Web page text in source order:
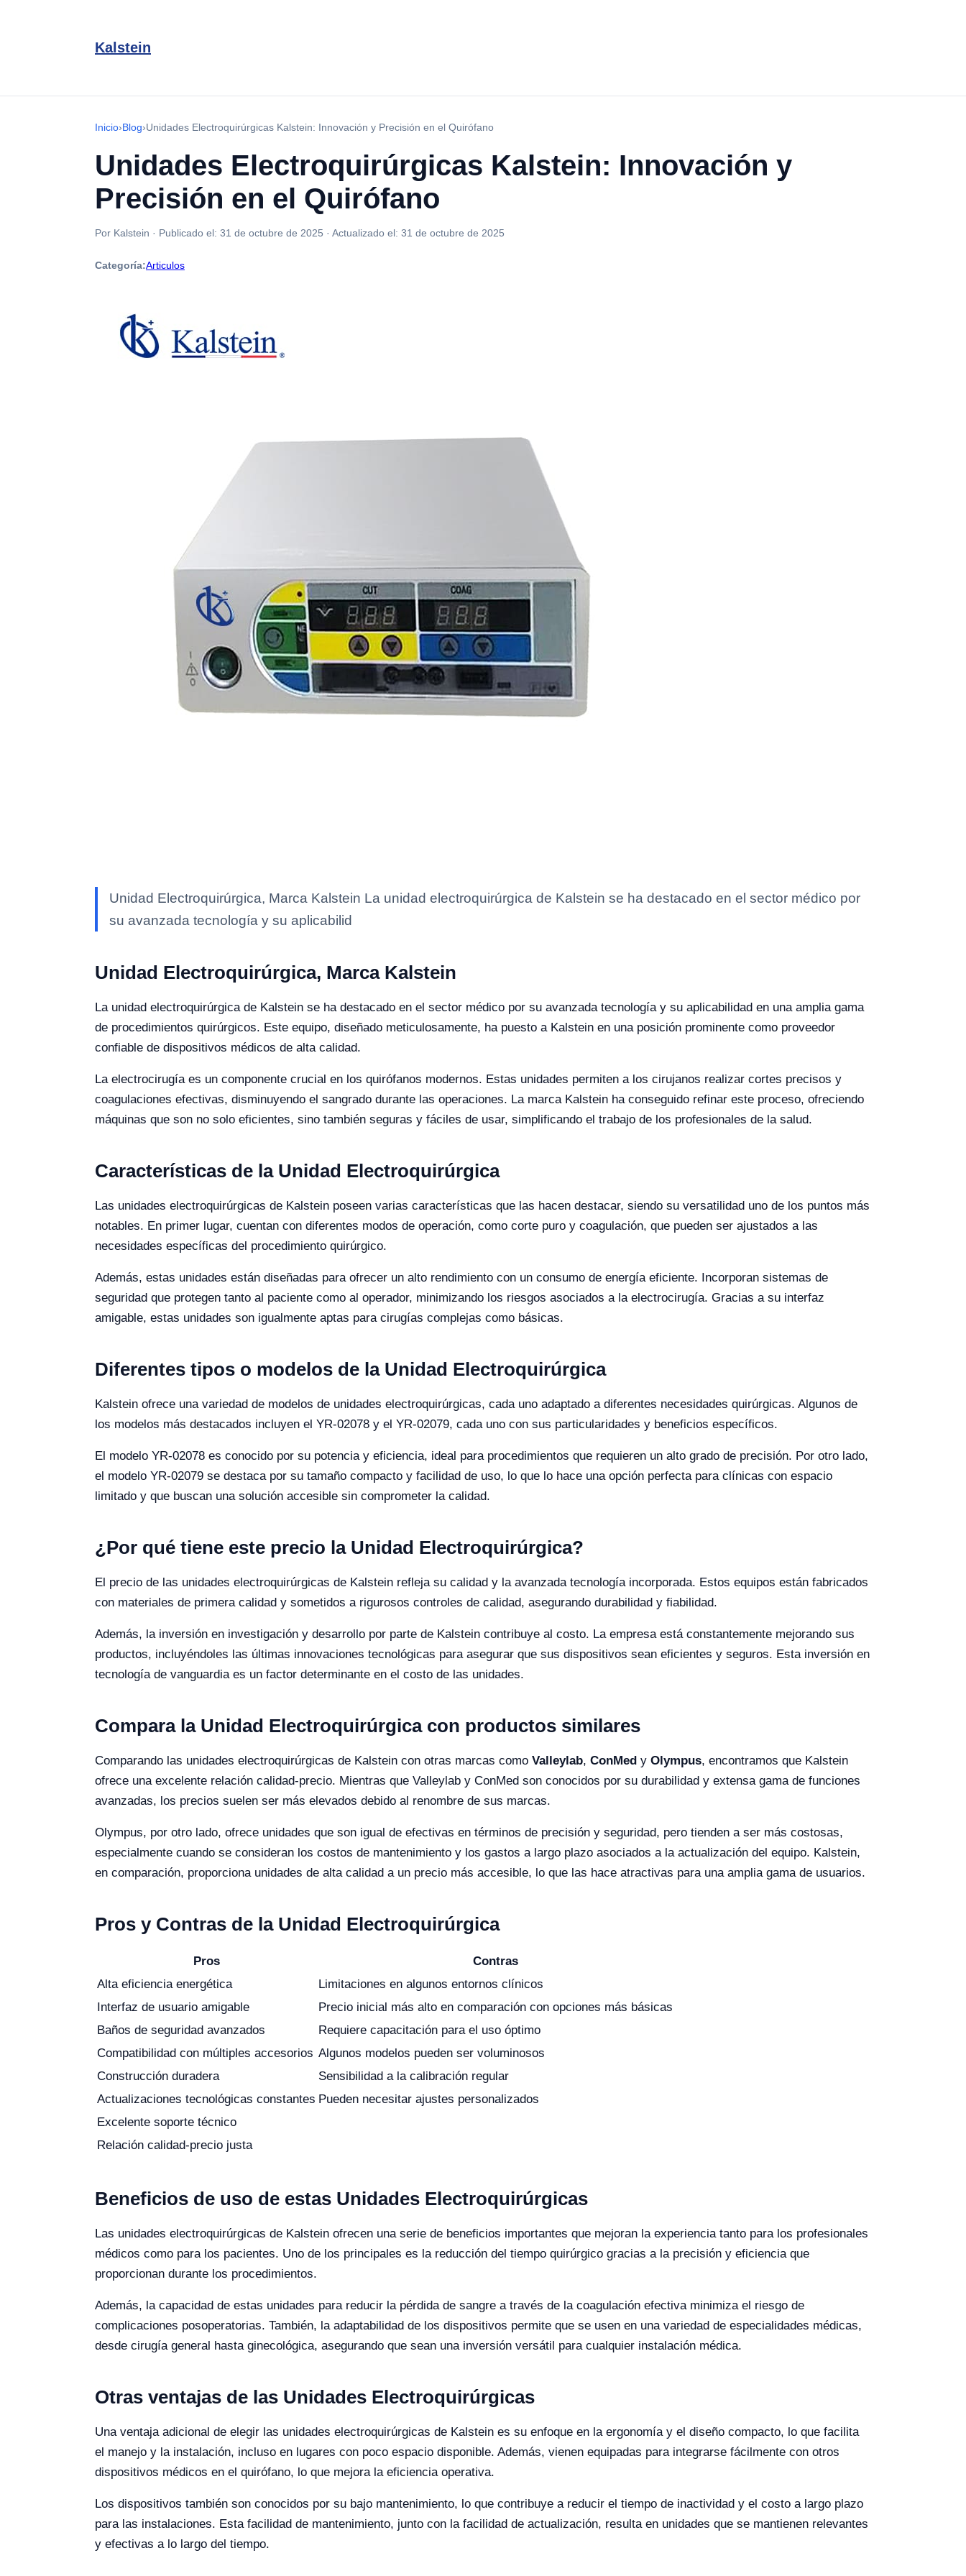
Kalstein
Inicio›Blog›Unidades Electroquirúrgicas Kalstein: Innovación y Precisión en el Quirófano
Unidades Electroquirúrgicas Kalstein: Innovación y
Precisión en el Quirófano
Por Kalstein · Publicado el: 31 de octubre de 2025 · Actualizado el: 31 de octubre de 2025
Categoría:Articulos
Unidad Electroquirúrgica, Marca Kalstein La unidad electroquirúrgica de Kalstein se ha destacado en el sector médico por
su avanzada tecnología y su aplicabilid
Unidad Electroquirúrgica, Marca Kalstein
La unidad electroquirúrgica de Kalstein se ha destacado en el sector médico por su avanzada tecnología y su aplicabilidad en una amplia gama
de procedimientos quirúrgicos. Este equipo, diseñado meticulosamente, ha puesto a Kalstein en una posición prominente como proveedor
confiable de dispositivos médicos de alta calidad.
La electrocirugía es un componente crucial en los quirófanos modernos. Estas unidades permiten a los cirujanos realizar cortes precisos y
coagulaciones efectivas, disminuyendo el sangrado durante las operaciones. La marca Kalstein ha conseguido refinar este proceso, ofreciendo
máquinas que son no solo eficientes, sino también seguras y fáciles de usar, simplificando el trabajo de los profesionales de la salud.
Características de la Unidad Electroquirúrgica
Las unidades electroquirúrgicas de Kalstein poseen varias características que las hacen destacar, siendo su versatilidad uno de los puntos más
notables. En primer lugar, cuentan con diferentes modos de operación, como corte puro y coagulación, que pueden ser ajustados a las
necesidades específicas del procedimiento quirúrgico.
Además, estas unidades están diseñadas para ofrecer un alto rendimiento con un consumo de energía eficiente. Incorporan sistemas de
seguridad que protegen tanto al paciente como al operador, minimizando los riesgos asociados a la electrocirugía. Gracias a su interfaz
amigable, estas unidades son igualmente aptas para cirugías complejas como básicas.
Diferentes tipos o modelos de la Unidad Electroquirúrgica
Kalstein ofrece una variedad de modelos de unidades electroquirúrgicas, cada uno adaptado a diferentes necesidades quirúrgicas. Algunos de
los modelos más destacados incluyen el YR-02078 y el YR-02079, cada uno con sus particularidades y beneficios específicos.
El modelo YR-02078 es conocido por su potencia y eficiencia, ideal para procedimientos que requieren un alto grado de precisión. Por otro lado,
el modelo YR-02079 se destaca por su tamaño compacto y facilidad de uso, lo que lo hace una opción perfecta para clínicas con espacio
limitado y que buscan una solución accesible sin comprometer la calidad.
¿Por qué tiene este precio la Unidad Electroquirúrgica?
El precio de las unidades electroquirúrgicas de Kalstein refleja su calidad y la avanzada tecnología incorporada. Estos equipos están fabricados
con materiales de primera calidad y sometidos a rigurosos controles de calidad, asegurando durabilidad y fiabilidad.
Además, la inversión en investigación y desarrollo por parte de Kalstein contribuye al costo. La empresa está constantemente mejorando sus
productos, incluyéndoles las últimas innovaciones tecnológicas para asegurar que sus dispositivos sean eficientes y seguros. Esta inversión en
tecnología de vanguardia es un factor determinante en el costo de las unidades.
Compara la Unidad Electroquirúrgica con productos similares
Comparando las unidades electroquirúrgicas de Kalstein con otras marcas como Valleylab, ConMed y Olympus, encontramos que Kalstein
ofrece una excelente relación calidad-precio. Mientras que Valleylab y ConMed son conocidos por su durabilidad y extensa gama de funciones
avanzadas, los precios suelen ser más elevados debido al renombre de sus marcas.
Olympus, por otro lado, ofrece unidades que son igual de efectivas en términos de precisión y seguridad, pero tienden a ser más costosas,
especialmente cuando se consideran los costos de mantenimiento y los gastos a largo plazo asociados a la actualización del equipo. Kalstein,
en comparación, proporciona unidades de alta calidad a un precio más accesible, lo que las hace atractivas para una amplia gama de usuarios.
Pros y Contras de la Unidad Electroquirúrgica
Pros
Contras
Alta eficiencia energética
Limitaciones en algunos entornos clínicos
Interfaz de usuario amigable
Precio inicial más alto en comparación con opciones más básicas
Baños de seguridad avanzados
Requiere capacitación para el uso óptimo
Compatibilidad con múltiples accesorios Algunos modelos pueden ser voluminosos
Construcción duradera
Sensibilidad a la calibración regular
Actualizaciones tecnológicas constantes Pueden necesitar ajustes personalizados
Excelente soporte técnico
Relación calidad-precio justa
Beneficios de uso de estas Unidades Electroquirúrgicas
Las unidades electroquirúrgicas de Kalstein ofrecen una serie de beneficios importantes que mejoran la experiencia tanto para los profesionales
médicos como para los pacientes. Uno de los principales es la reducción del tiempo quirúrgico gracias a la precisión y eficiencia que
proporcionan durante los procedimientos.
Además, la capacidad de estas unidades para reducir la pérdida de sangre a través de la coagulación efectiva minimiza el riesgo de
complicaciones posoperatorias. También, la adaptabilidad de los dispositivos permite que se usen en una variedad de especialidades médicas,
desde cirugía general hasta ginecológica, asegurando que sean una inversión versátil para cualquier instalación médica.
Otras ventajas de las Unidades Electroquirúrgicas
Una ventaja adicional de elegir las unidades electroquirúrgicas de Kalstein es su enfoque en la ergonomía y el diseño compacto, lo que facilita
el manejo y la instalación, incluso en lugares con poco espacio disponible. Además, vienen equipadas para integrarse fácilmente con otros
dispositivos médicos en el quirófano, lo que mejora la eficiencia operativa.
Los dispositivos también son conocidos por su bajo mantenimiento, lo que contribuye a reducir el tiempo de inactividad y el costo a largo plazo
para las instalaciones. Esta facilidad de mantenimiento, junto con la facilidad de actualización, resulta en unidades que se mantienen relevantes
y efectivas a lo largo del tiempo.